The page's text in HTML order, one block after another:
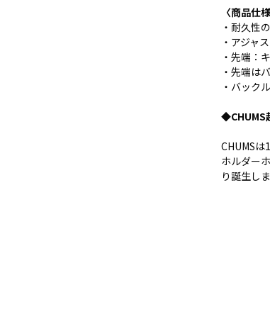
〈商品仕様
・耐久性
・アジャ
・先端：
・先端は
・バック
◆CHUMS
CHUMS
ホルダー
り誕生し